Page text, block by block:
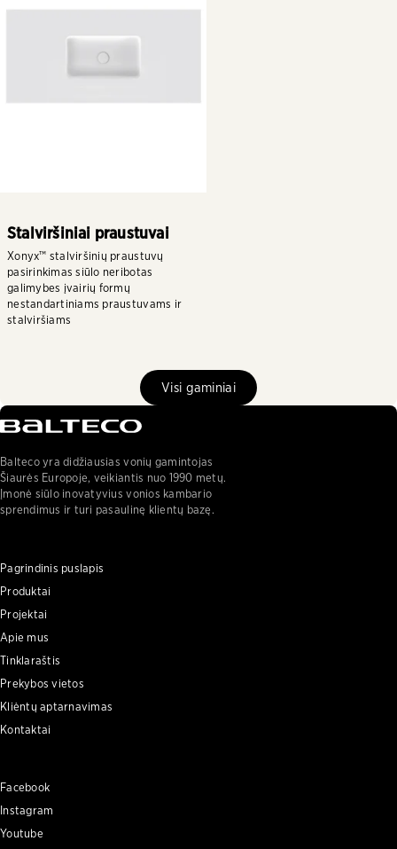
Stalviršiniai praustuvai
Xonyx™ stalviršinių praustuvų
pasirinkimas siūlo neribotas
galimybes įvairių formų
nestandartiniams praustuvams ir
stalviršiams
Visi gaminiai
Balteco yra didžiausias vonių gamintojas
Šiaurės Europoje, veikiantis nuo 1990 metų.
Įmonė siūlo inovatyvius vonios kambario
sprendimus ir turi pasaulinę klientų bazę.
Pagrindinis puslapis
Produktai
Projektai
Apie mus
Tinklaraštis
Prekybos vietos
Kli̇entų aptarnavimas
Kontaktai
Facebook
Instagram
Youtube